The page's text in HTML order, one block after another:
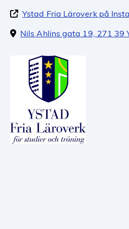
Ystad Fria Läroverk på
Nils Ahlins gata 19, 271 39